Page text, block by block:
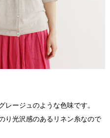
ージュのような色味です。
り光沢感のあるリネン糸なので